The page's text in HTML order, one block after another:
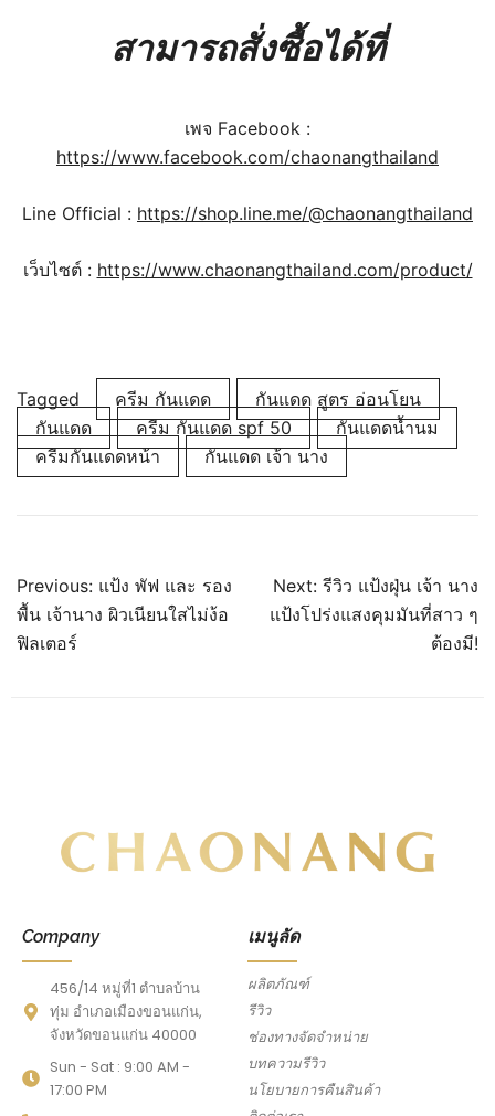
สามารถสั่งซื้อได้ที่
เพจ Facebook :
https://www.facebook.com/chaonangthailand
Line Official : https://shop.line.me/@chaonangthailand
เว็บไซต์ : https://www.chaonangthailand.com/product/
Tagged ครีม กันแดด
กันแดด สูตร อ่อนโยน
กันแดด
ครีม กันแดด spf 50
กันแดดน้ำนม
ครีมกันแดดหน้า
กันแดด เจ้า นาง
Previous: แป้ง พัฟ และ รอง
พื้น เจ้านาง ผิวเนียนใสไม่ง้อ
ฟิลเตอร์
Next: รีวิว แป้งฝุ่น เจ้า นาง
แป้งโปร่งแสงคุมมันที่สาว ๆ
ต้องมี!
Company
456/14 หมู่ที่1 ตำบลบ้าน
ทุ่ม อำเภอเมืองขอนแก่น,
จังหวัดขอนแก่น 40000
Sun - Sat : 9:00 AM -
17:00 PM
เมนูลัด
ผลิตภัณฑ์
รีวิว
ช่องทางจัดจำหน่าย
บทความรีวิว
นโยบายการคืนสินค้า